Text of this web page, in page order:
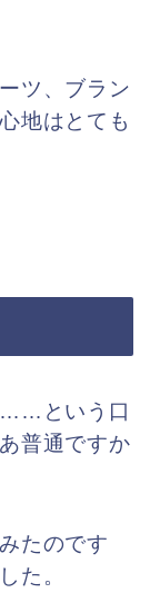
ツ、ブラン
地はとても
……という口
普通ですか
たのです
た。